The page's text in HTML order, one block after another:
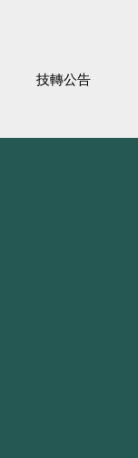
技轉公告